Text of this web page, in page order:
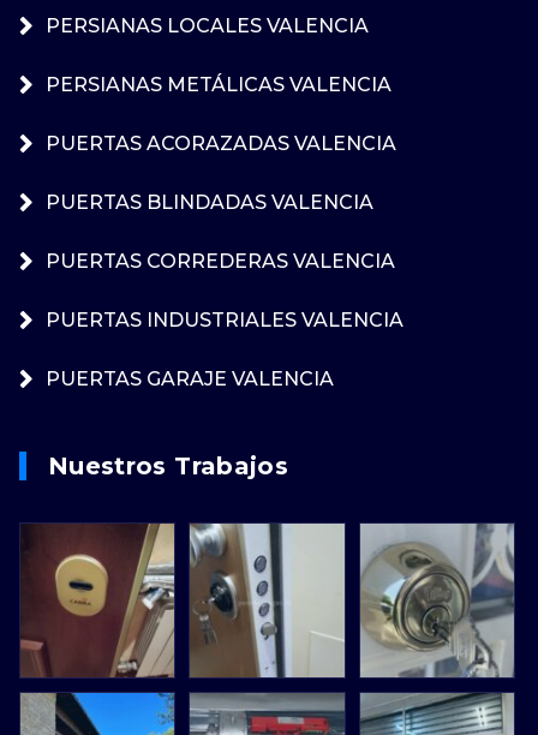
PERSIANAS LOCALES VALENCIA
PERSIANAS METÁLICAS VALENCIA
PUERTAS ACORAZADAS VALENCIA
PUERTAS BLINDADAS VALENCIA
PUERTAS CORREDERAS VALENCIA
PUERTAS INDUSTRIALES VALENCIA
PUERTAS GARAJE VALENCIA
Nuestros Trabajos